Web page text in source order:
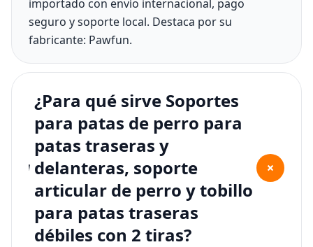
importado con envío internacional, pago
seguro y soporte local. Destaca por su
fabricante: Pawfun.
¿Para qué sirve Soportes
para patas de perro para
patas traseras y
delanteras, soporte
articular de perro y tobillo
para patas traseras
débiles con 2 tiras?
+